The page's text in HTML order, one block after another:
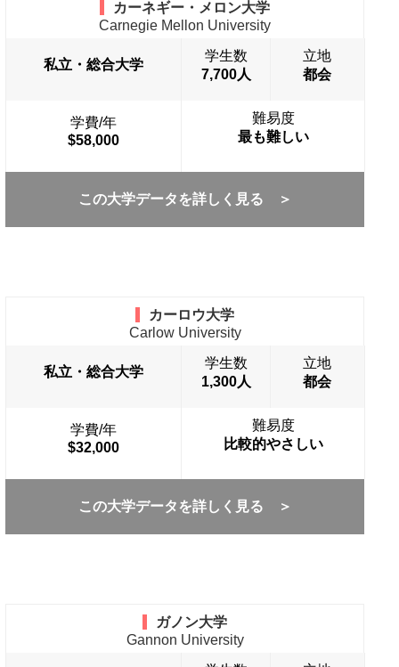
カーネギー・メロン大学
Carnegie Mellon University
私立・総合大学
学生数
7,700人
立地
都会
学費/年
$58,000
難易度
最も難しい
この大学データを詳しく見る ＞
カーロウ大学
Carlow University
私立・総合大学
学生数
1,300人
立地
都会
学費/年
$32,000
難易度
比較的やさしい
この大学データを詳しく見る ＞
ガノン大学
Gannon University